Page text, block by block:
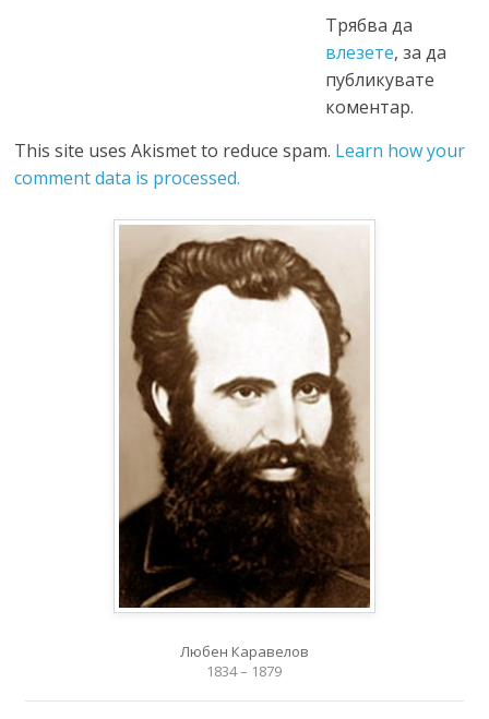
Трябва да
влезете, за да
публикувате
коментар.
This site uses Akismet to reduce spam. Learn how your
comment data is processed.
Любен Каравелов
1834 – 1879